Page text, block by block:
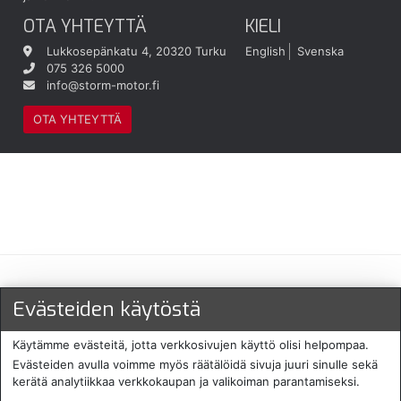
OTA YHTEYTTÄ
Lukkosepänkatu 4, 20320 Turku
075 326 5000
info@storm-motor.fi
OTA YHTEYTTÄ
KIELI
English Svenska
Maksu- ja toimitustavat
Evästeiden käytöstä
Käytämme evästeitä, jotta verkkosivujen käyttö olisi helpompaa.
Evästeiden avulla voimme myös räätälöidä sivuja juuri sinulle sekä
kerätä analytiikkaa verkkokaupan ja valikoiman parantamiseksi.